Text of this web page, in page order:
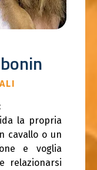
la propria
cavallo o un
e voglia
relazionarsi